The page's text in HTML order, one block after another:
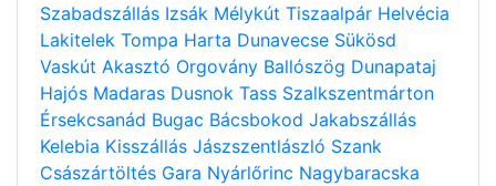
Szabadszállás Izsák Mélykút Tiszaalpár Helvécia
Lakitelek Tompa Harta Dunavecse Sükösd
Vaskút Akasztó Orgovány Ballószög Dunapataj
Hajós Madaras Dusnok Tass Szalkszentmárton
Érsekcsanád Bugac Bácsbokod Jakabszállás
Kelebia Kisszállás Jászszentlászló Szank
Császártöltés Gara Nyárlőrinc Nagybaracska